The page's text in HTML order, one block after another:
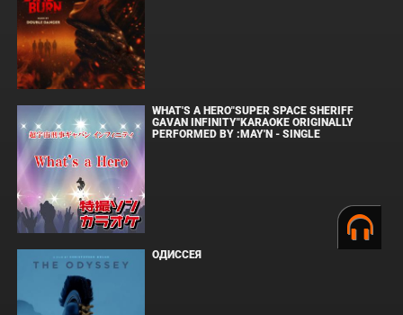
WHAT'S A HERO"SUPER SPACE SHERIFF
GAVAN INFINITY"KARAOKE ORIGINALLY
PERFORMED BY :MAY'N - SINGLE
ОДИССЕЯ